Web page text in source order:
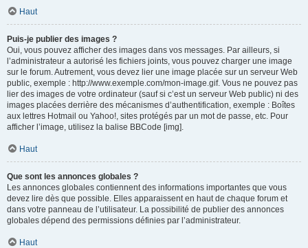
Haut
Puis-je publier des images ?
Oui, vous pouvez afficher des images dans vos messages. Par ailleurs, si
l’administrateur a autorisé les fichiers joints, vous pouvez charger une image
sur le forum. Autrement, vous devez lier une image placée sur un serveur Web
public, exemple : http://www.exemple.com/mon-image.gif. Vous ne pouvez pas
lier des images de votre ordinateur (sauf si c’est un serveur Web public) ni des
images placées derrière des mécanismes d’authentification, exemple : Boîtes
aux lettres Hotmail ou Yahoo!, sites protégés par un mot de passe, etc. Pour
afficher l’image, utilisez la balise BBCode [img].
Haut
Que sont les annonces globales ?
Les annonces globales contiennent des informations importantes que vous
devez lire dès que possible. Elles apparaissent en haut de chaque forum et
dans votre panneau de l’utilisateur. La possibilité de publier des annonces
globales dépend des permissions définies par l’administrateur.
Haut